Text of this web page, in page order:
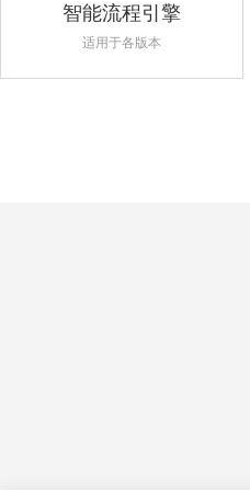
智能流程引擎
适用于各版本